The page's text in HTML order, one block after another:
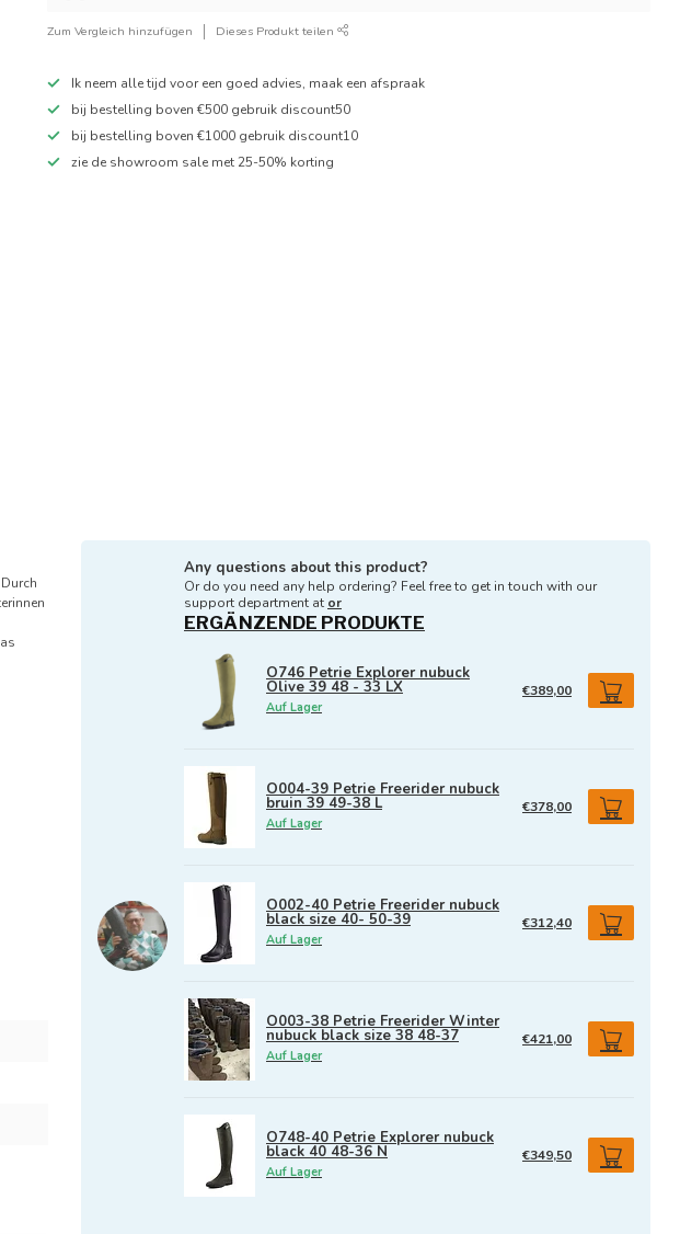
Zum Vergleich hinzufügen Dieses Produkt teilen
Ik neem alle tijd voor een goed advies, maak een afspraak
bij bestelling boven €500 gebruik discount50
bij bestelling boven €1000 gebruik discount10
zie de showroom sale met 25-50% korting
Any questions about this product?
Or do you need any help ordering? Feel free to get in touch with our
support department at or
ERGÄNZENDE PRODUKTE
O746 Petrie Explorer nubuck
Olive 39 48 - 33 LX
Auf Lager
€389,00
O004-39 Petrie Freerider nubuck
bruin 39 49-38 L
Auf Lager
€378,00
O002-40 Petrie Freerider nubuck
black size 40- 50-39
Auf Lager
€312,40
O003-38 Petrie Freerider Winter
nubuck black size 38 48-37
Auf Lager
€421,00
O748-40 Petrie Explorer nubuck
black 40 48-36 N
Auf Lager
€349,50